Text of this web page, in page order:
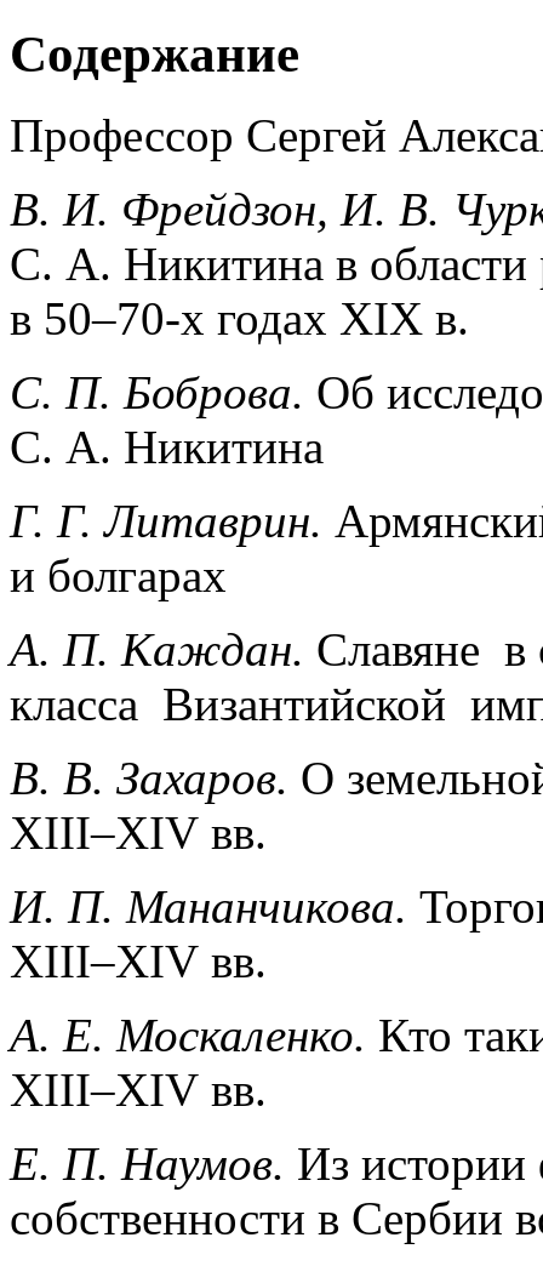
Содержание
Профессор Сергей
B. И. Фрейдзон, И. В.
С. А. Никитина в области
в 50–70-х годах XIX в.
C. П. Боброва. Об
С. А. Никитина
Г. Г. Литаврин.
и болгарах
A. П. Каждан. Славяне в
класса Византийской
B. В. Захаров. О
XIII–XIV вв.
И. П. Мананчикова.
XIII–XIV вв.
А. Е. Москаленко. Кто
XIII–XIV вв.
Е. П. Наумов. Из истории
собственности в Сербии